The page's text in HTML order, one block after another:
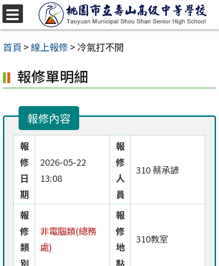
跳
至
主
內
容
首頁 >線上報修> 冷氣打不開
報修單明細
報修內容
報
修
日
期
2026-05-22
13:08
報
修
人
員
310 蔡承諺
報
修
類
別
非電腦類(總務
處)
報
修
地
點
310教室
選
單